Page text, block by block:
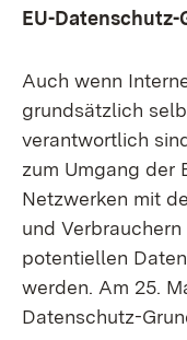
EU-Datenschutz-
Auch wenn
grundsätzlich
verantwortlich
zum Umgang der
Netzwerken mit
und
potentiellen
werden. Am 25.
Datenschutz-